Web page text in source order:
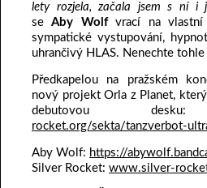
lety rozjela, začala jsem s ní i
seAby Wolfvrací na vlastní
sympatické vystupování,
uhrančivý HLAS. Nenechte
Předkapelou na pražském
nový projekt Orla z Planet,
debutovou
rocket.org/sekta/tanzverbot-
Aby Wolf: https://
Silver Rocket: www.silver-